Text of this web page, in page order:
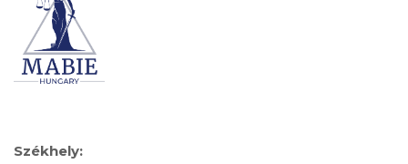
Székhely: